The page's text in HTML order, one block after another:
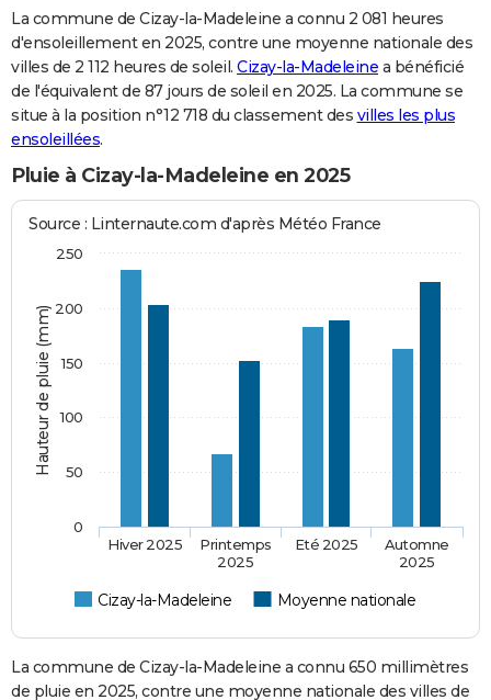
La commune de Cizay-la-Madeleine a connu 2 081 heures
d'ensoleillement en 2025, contre une moyenne nationale des
villes de 2 112 heures de soleil. Cizay-la-Madeleine a bénéficié
de l'équivalent de 87 jours de soleil en 2025. La commune se
situe à la position n°12 718 du classement des villes les plus
ensoleillées.
Pluie à Cizay-la-Madeleine en 2025
Hauteur de pluie (mm)
Source : Linternaute.com d'après Météo France
Cizay-la-Madeleine Moyenne nationale
Hiver 2025
Printemps
2025
Eté 2025
Automne
2025
0
50
100
150
200
250
La commune de Cizay-la-Madeleine a connu 650 millimètres
de pluie en 2025, contre une moyenne nationale des villes de